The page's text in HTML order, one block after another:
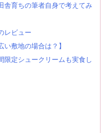
舎育ちの筆者自身で考えてみ
レビュー
敷地の場合は？】
限定シュークリームも実食し